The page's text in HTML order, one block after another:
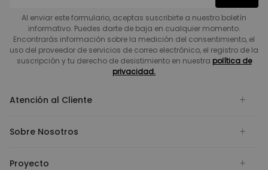
Al enviar este formulario, aceptas suscribirte a nuestro boletín
informativo. Puedes darte de baja en cualquier momento.
Encontrarás información sobre la medición del consentimiento, el
uso del proveedor de servicios de correo electrónico, el registro de la
suscripción y tu derecho de desistimiento en nuestra política de
privacidad.
Atención al Cliente
Sobre Nosotros
Proyecto